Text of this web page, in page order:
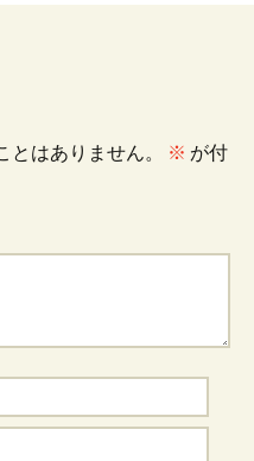
はありません。 ※ が付